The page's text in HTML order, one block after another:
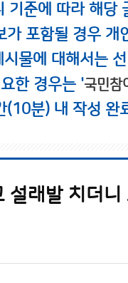
기준에 따라 해당
포함될 경우
물에 대해서는
한 경우는 '국민참
(10분) 내 작성 완
래발 치더